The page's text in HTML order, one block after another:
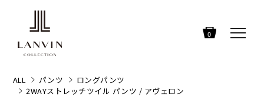
0
ALL パンツ
ロングパンツ
2WAYストレッチツイル パンツ / アヴェロン